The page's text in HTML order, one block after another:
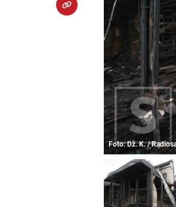
Foto: Dž. K. /